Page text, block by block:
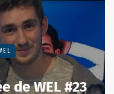
de WEL #23